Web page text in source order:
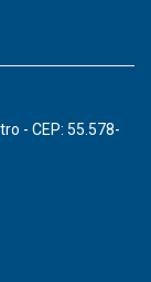
- CEP: 55.578-